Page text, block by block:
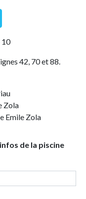
10
42, 70 et 88.
Zola
Emile Zola
de la piscine